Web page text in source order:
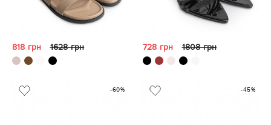
818 грн 1628 грн 728 грн 1808 грн
-60% -45%